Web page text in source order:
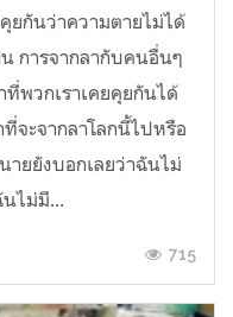
ยกันว่าความตายไม่ได้
การจากลากับคนอื่นๆ
ที่พวกเราเคยคุยกันได้
จะจากลาโลกนี้ไปหรือ
ยยังบอกเลยว่าฉันไม่
ไม่มี...
715